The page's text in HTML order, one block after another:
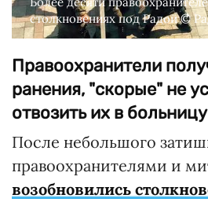
столкновениях под Радой ©
Правоохранители
ранения, "скорые" не
отвозить их в
После небольшого
правоохранителями и
возобновились